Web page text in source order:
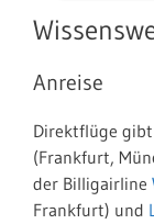
Anreise
Direktflüge
(Frankfurt,
der Billigairline
Frankfurt) und